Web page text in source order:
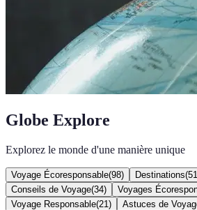
Globe Explore
Explorez le monde d'une manière unique
Voyage Écoresponsable(98) Destinations(51
Conseils de Voyage(34) Voyages
Voyage Responsable(21 ) Astuces de